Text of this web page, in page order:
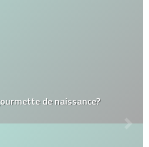
de naissance?